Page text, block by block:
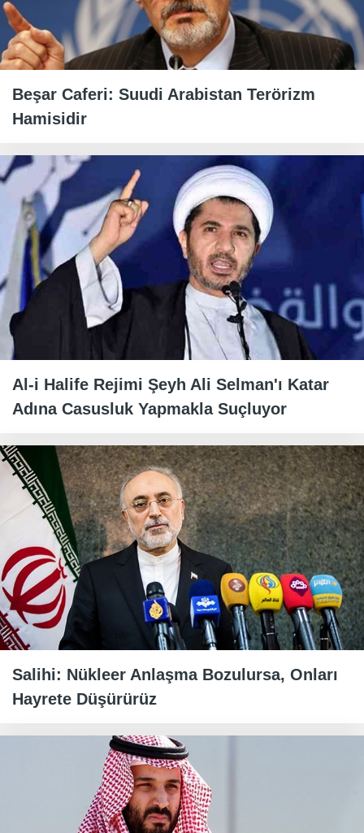
Beşar Caferi: Suudi Arabistan Terörizm
Hamisidir
Al-i Halife Rejimi Şeyh Ali Selman'ı Katar
Adına Casusluk Yapmakla Suçluyor
Salihi: Nükleer Anlaşma Bozulursa, Onları
Hayrete Düşürürüz